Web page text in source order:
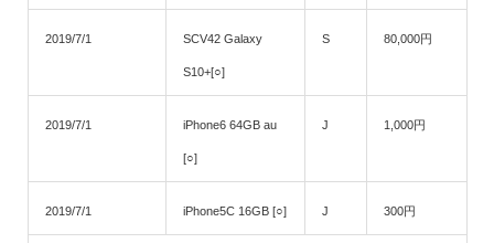
2019/7/1 SCV42 Galaxy
S10+[○]
S 80,000円
2019/7/1 iPhone6 64GB au
[○]
J 1,000円
2019/7/1 iPhone5C 16GB [○] J 300円